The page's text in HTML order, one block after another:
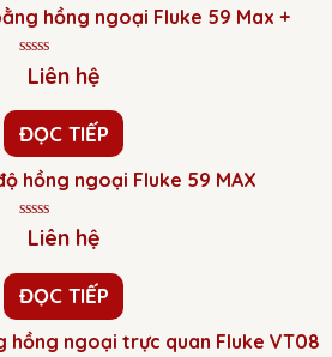
hồng ngoại Fluke 59 Max +
Được
xếp
5
sao
Liên hệ
ĐỌC TIẾP
hồng ngoại Fluke 59 MAX
Được
xếp
0
5
sao
Liên hệ
ĐỌC TIẾP
hồng ngoại trực quan Fluke VT08